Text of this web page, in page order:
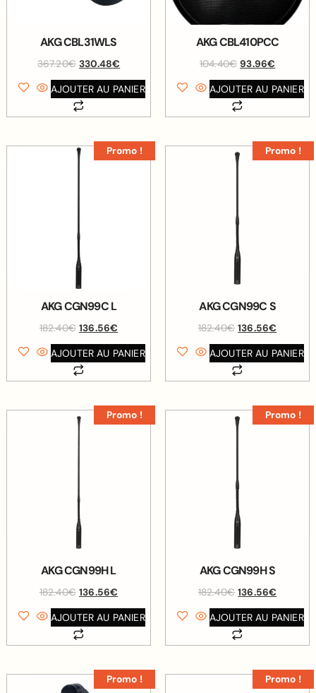
AKG CBL31WLS
367.20€ 330.48€
AJOUTER AU PANIER
AKG CBL410PCC
104.40€ 93.96€
AJOUTER AU PANIER
Promo !
AKG CGN99C L
182.40€ 136.56€
AJOUTER AU PANIER
Promo !
AKG CGN99C S
182.40€ 136.56€
AJOUTER AU PANIER
Promo !
AKG CGN99H L
182.40€ 136.56€
AJOUTER AU PANIER
Promo !
AKG CGN99H S
182.40€ 136.56€
AJOUTER AU PANIER
Promo ! Promo !